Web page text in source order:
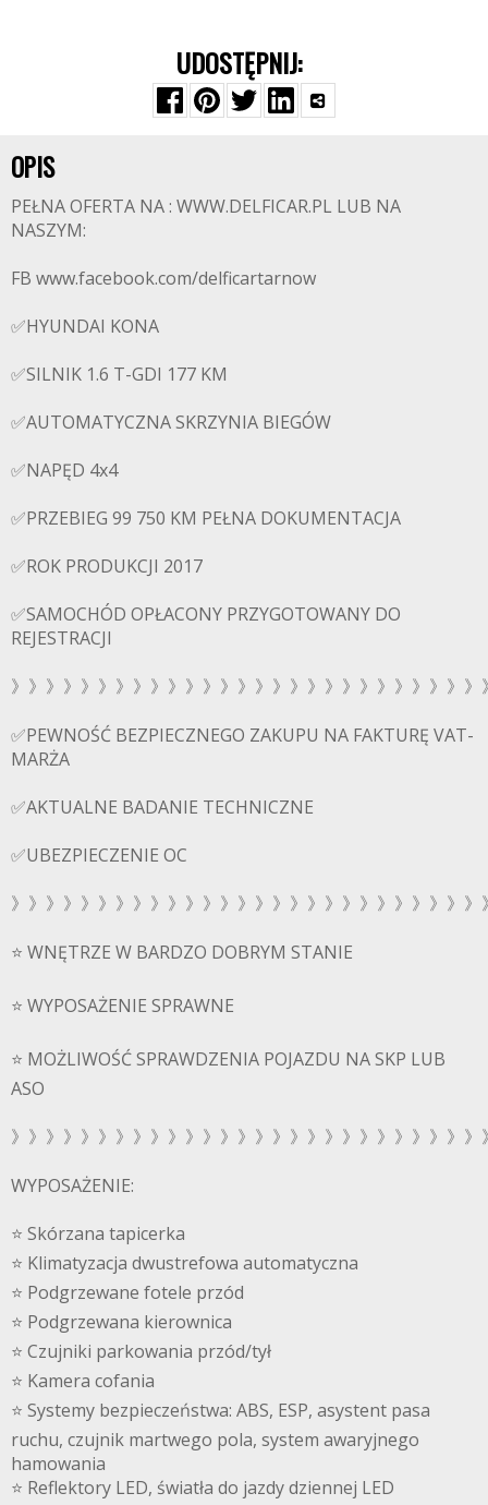
UDOSTĘPNIJ:
OPIS
PEŁNA OFERTA NA : WWW.DELFICAR.PL LUB NA
NASZYM:
FB www.facebook.com/delficartarnow
✅HYUNDAI KONA
✅SILNIK 1.6 T-GDI 177 KM
✅AUTOMATYCZNA SKRZYNIA BIEGÓW
✅NAPĘD 4x4
✅PRZEBIEG 99 750 KM PEŁNA DOKUMENTACJA
✅ROK PRODUKCJI 2017
✅SAMOCHÓD OPŁACONY PRZYGOTOWANY DO
REJESTRACJI
》》》》》》》》》》》》》》》》》》》》》》》》》》
✅PEWNOŚĆ BEZPIECZNEGO ZAKUPU NA FAKTURĘ VAT-
MARŻA
✅AKTUALNE BADANIE TECHNICZNE
✅UBEZPIECZENIE OC
》》》》》》》》》》》》》》》》》》》》》》》》》》
⭐️ WNĘTRZE W BARDZO DOBRYM STANIE
⭐️ WYPOSAŻENIE SPRAWNE
⭐️ MOŻLIWOŚĆ SPRAWDZENIA POJAZDU NA SKP LUB
ASO
》》》》》》》》》》》》》》》》》》》》》》》》》》
WYPOSAŻENIE:
⭐️ Skórzana tapicerka
⭐️ Klimatyzacja dwustrefowa automatyczna
⭐️ Podgrzewane fotele przód
⭐️ Podgrzewana kierownica
⭐️ Czujniki parkowania przód/tył
⭐️ Kamera cofania
⭐️ Systemy bezpieczeństwa: ABS, ESP, asystent pasa
ruchu, czujnik martwego pola, system awaryjnego
hamowania
⭐️ Reflektory LED, światła do jazdy dziennej LED